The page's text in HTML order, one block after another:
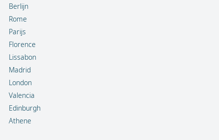
Berlijn
Rome
Parijs
Florence
Lissabon
Madrid
London
Valencia
Edinburgh
Athene